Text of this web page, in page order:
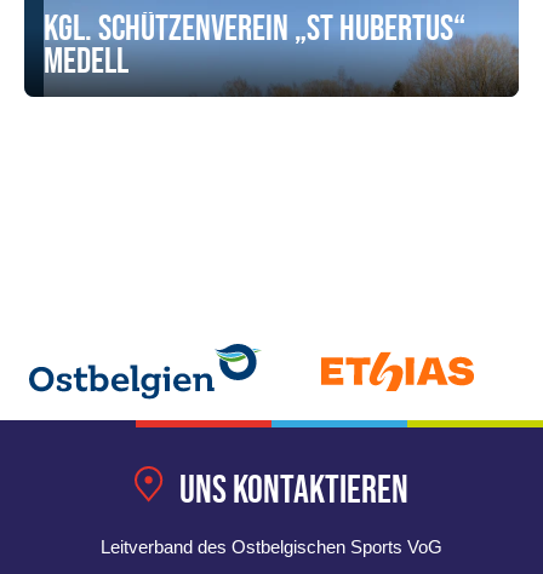
Kgl. Schützenverein „St Hubertus“
Medell
Uns kontaktieren
Leitverband des Ostbelgischen Sports VoG